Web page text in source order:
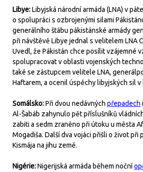
Libye:Libyjská národní armáda (LNA) v
o spolupráci s ozbrojenými silami
generálního štábu pákistánské armády
při návštěvě Libye jednal s velitelem LNA
Uvedl, že Pákistán chce posílit vzájemné
spolupracovat v oblasti vojenských
také se zástupcem velitele LNA,
Haftarem, a ocenil úspěchy libyjských sil
Somálsko:Při dvou nedávných přepadech
Al-Šabáb zahynulo pět příslušníků
zabiti a sedm zraněno při útoku u města
Mogadiša. Další dva vojáci přišli o život při
Kismája na jihu země.
Nigérie:Nigerijská armáda během noční